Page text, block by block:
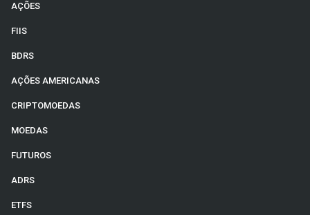
AÇÕES
FIIS
BDRS
AÇÕES AMERICANAS
CRIPTOMOEDAS
MOEDAS
FUTUROS
ADRS
ETFS